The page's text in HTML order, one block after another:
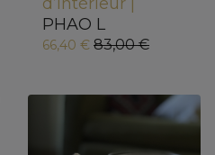
PHAO L
66,40 € 83,00 €